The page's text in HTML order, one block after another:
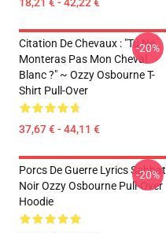
Citation De Chevaux : "Tu Ne
Monteras Pas Mon Cheval
Blanc ?" ~ Ozzy Osbourne T-
Shirt Pull-Over
37,67 € - 44,11 €
-20%
Porcs De Guerre Lyrics Sabbat
Noir Ozzy Osbourne Pull-Over
Hoodie
-20%